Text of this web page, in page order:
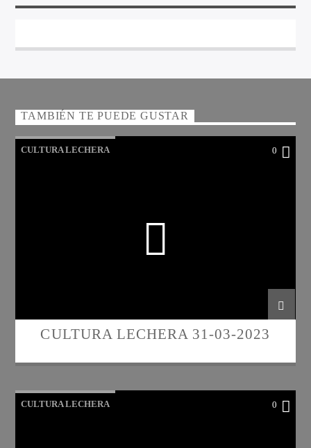
TAMBIÉN TE PUEDE GUSTAR
CULTURA LECHERA 0
CULTURA LECHERA 31-03-2023
CULTURA LECHERA 0